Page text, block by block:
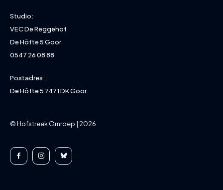
Studio:
VEC De Reggehof
De Höfte 5 Goor
0547 26 08 88
Postadres:
De Höfte 5 7471 DK Goor
© Hofstreek Omroep | 2026